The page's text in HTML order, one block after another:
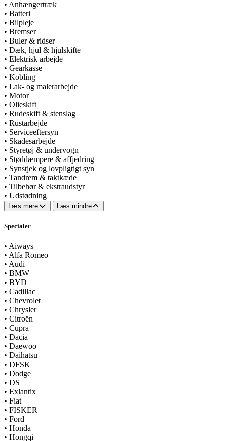
• Anhængertræk
• Batteri
• Bilpleje
• Bremser
• Buler & ridser
• Dæk, hjul & hjulskifte
• Elektrisk arbejde
• Gearkasse
• Kobling
• Lak- og malerarbejde
• Motor
• Olieskift
• Rudeskift & stenslag
• Rustarbejde
• Serviceeftersyn
• Skadesarbejde
• Styretøj & undervogn
• Støddæmpere & affjedring
• Synstjek og lovpligtigt syn
• Tandrem & taktkæde
• Tilbehør & ekstraudstyr
• Udstødning
Læs mere Læs mindre
Specialer
• Aiways
• Alfa Romeo
• Audi
• BMW
• BYD
• Cadillac
• Chevrolet
• Chrysler
• Citroën
• Cupra
• Dacia
• Daewoo
• Daihatsu
• DFSK
• Dodge
• DS
• Exlantix
• Fiat
• FISKER
• Ford
• Honda
• Hongqi